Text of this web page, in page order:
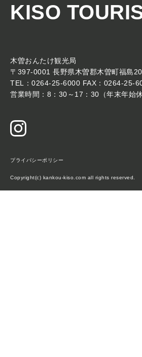
KISO
木曽おんたけ観光局
〒397-0001 長野県木曽郡木曽町福島
TEL：0264-25-6000 FAX：0264-25-
営業時間：8：30～17：30（年末年始休
プライバシーポリシー
Copyright(c) kankou-kiso.com all rights reserved.